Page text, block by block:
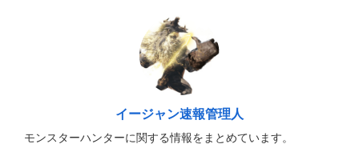
イージャン速報管理人
モンスターハンターに関する情報をまとめています。